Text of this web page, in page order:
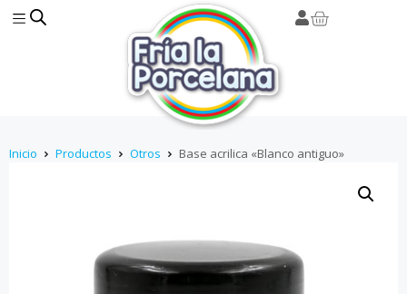
Inicio Productos Otros Base acrilica «Blanco antiguo»